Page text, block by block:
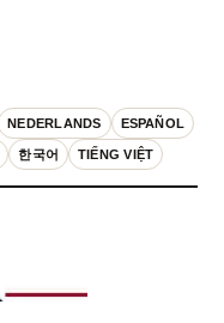
NEDERLANDS ESPAÑOL
한국어 TIẾNG VIỆT